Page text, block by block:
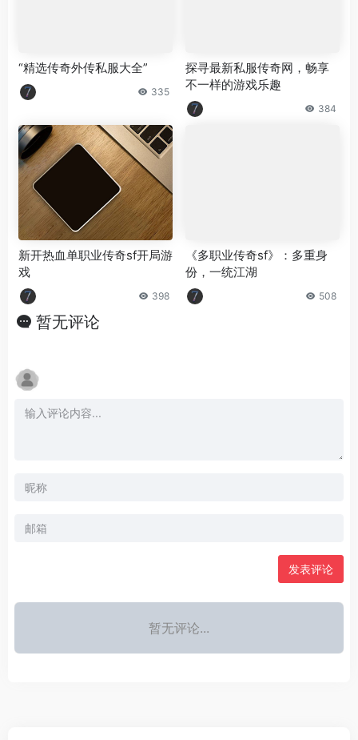
“精选传奇外传私服大全”
335
探寻最新私服传奇网，畅享
不一样的游戏乐趣
384
新开热血单职业传奇sf开局游
戏
398
《多职业传奇sf》：多重身
份，一统江湖
508
暂无评论
发表评论
暂无评论...